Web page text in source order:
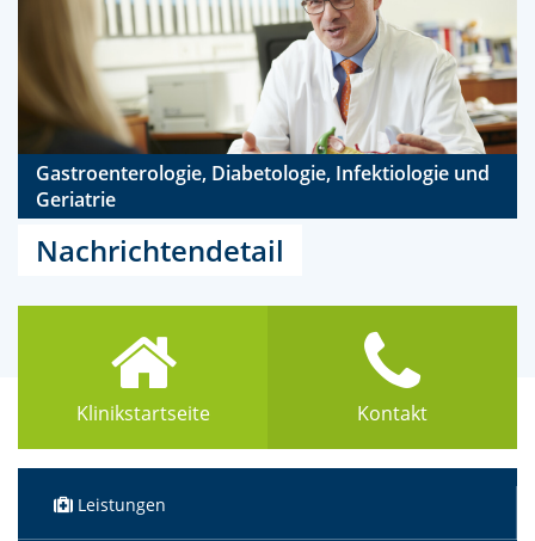
Gastroenterologie, Diabetologie, Infektiologie und
Geriatrie
Nachrichtendetail
Klinikstartseite Kontakt
Leistungen